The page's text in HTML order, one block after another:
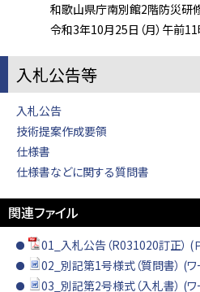
和歌山県庁南別館2階防災研修
令和3年10月25日（月）午前11
入札公告等
入札公告
技術提案作成要領
仕様書
仕様書などに関する質問書
関連ファイル
01_入札公告（R031020訂正） (
02_別記第1号様式（質問書） (
03_別記第2号様式（入札書） (